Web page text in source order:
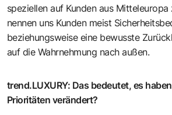
speziellen auf Kunden aus
nennen uns Kunden meist
beziehungsweise eine bewusste
auf die Wahrnehmung nach außen.
trend.LUXURY: Das bedeutet, es
Prioritäten verändert?